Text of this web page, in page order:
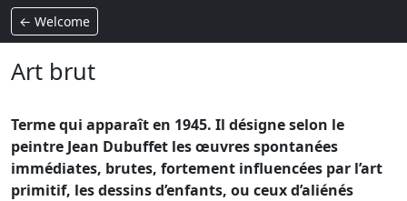
← Welcome
Art brut
Terme qui apparaît en 1945. Il désigne selon le
peintre Jean Dubuffet les œuvres spontanées
immédiates, brutes, fortement influencées par l’art
primitif, les dessins d’enfants, ou ceux d’aliénés